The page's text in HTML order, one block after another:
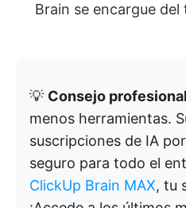
Brain se encargue
💡 Consejo
menos herramientas.
suscripciones de IA
seguro para todo el
ClickUp Brain MAX, tu